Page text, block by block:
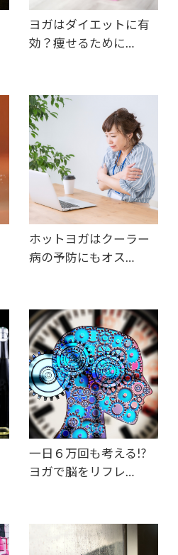
ヨガはダイエットに有
効？痩せるために…
ホットヨガはクーラー
病の予防にもオス…
一日６万回も考える!?
ヨガで脳をリフレ…